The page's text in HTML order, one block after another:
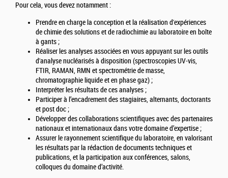
Pour cela, vous devez notamment :
Prendre en charge la conception et la réalisation d'expériences
de chimie des solutions et de radiochimie au laboratoire en boîte
à gants ;
Réaliser les analyses associées en vous appuyant sur les outils
d'analyse nucléarisés à disposition (spectroscopies UV-vis,
FTIR, RAMAN, RMN et spectrométrie de masse,
chromatographie liquide et en phase gaz) ;
Interpréter les résultats de ces analyses ;
Participer à l’encadrement des stagiaires, alternants, doctorants
et post doc ;
Développer des collaborations scientifiques avec des partenaires
nationaux et internationaux dans votre domaine d’expertise ;
Assurer le rayonnement scientifique du laboratoire, en valorisant
les résultats par la rédaction de documents techniques et
publications, et la participation aux conférences, salons,
colloques du domaine d’activité.